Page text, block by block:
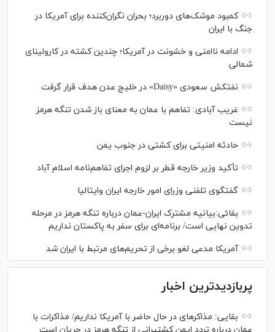
کمبود موشک‌های دوربرد؛ بحران نگران‌کننده برای آمریکا در
جنگ با ایران
ادامه ناامنی و خشونت در آمریکا؛ چندین کشته در کارولینای
شمالی
نفتکش سعودی «Daisy» در خلیج عدن هدف قرار گرفت
غریب آبادی: تفاهم با عمان به معنای باز شدن تنگه هرمز
نیست
حادثه امنیتی برای کشتی در جنوب یمن
تأکید وزیر خارجه قطر بر لزوم اجرای تفاهم‌نامه اسلام آباد
گفتگوی تلفنی وزرای امور خارجه ایران وایتالیا
بقائی:بیانیه مشترک ایران-عمان درباره تنگه هرمز در مرحله
تدوین نهایی است/ برنامه‌ای برای سفر به پاکستان نداریم
آمریکا مدعی لغو برخی از تحریم‌های مرتبط با ایران شد
پربازدیدترین اخبار
بقایی: مذاکره‎ای در حال حاضر با آمریکا نداریم/ مذاکرات با
عمان درباره تردد ایمن کشتیرانی از تنگه هرمز در جریان است